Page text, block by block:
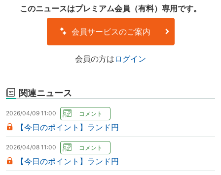
このニュースはプレミアム会員（有料）専用です。
会員サービスのご案内
会員の方は ログイン
関連ニュース
2026/04/09 11:00
【今日のポイント】ランド円
2026/04/08 11:00
【今日のポイント】ランド円